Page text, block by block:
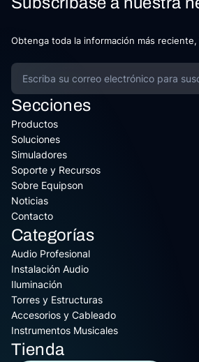
Obtenga toda la información más
Secciones
Productos
Soluciones
Simuladores
Soporte y Recursos
Sobre Equipson
Noticias
Contacto
Categorías
Audio Profesional
Instalación Audio
Iluminación
Torres y Estructuras
Accesorios y Cableado
Instrumentos Musicales
Tienda